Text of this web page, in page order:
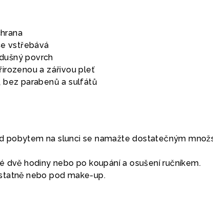
vstřebává
povrch
a zářivou pleť
bez parabenů a sulfátů
pobytem na slunci se namažte dostatečným
dvě hodiny nebo po koupání a osušení ručníkem.
nebo pod make-up.